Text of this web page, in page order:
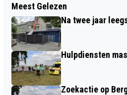
GEMEENTEPAGINA
OFFICIËLE
WAALWIJK
Meest Gelezen
Na twee jaar
Hulpdiensten
Zoekactie op